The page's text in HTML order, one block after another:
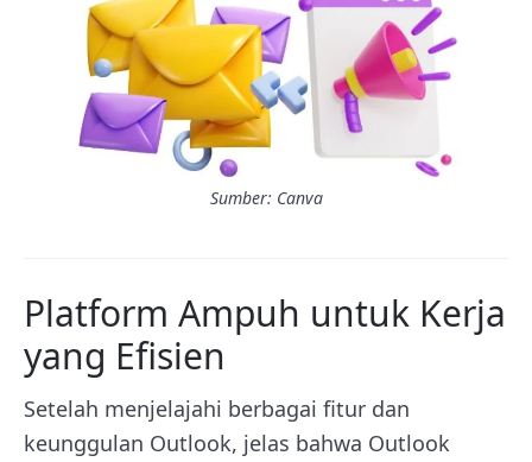
Sumber: Canva
Platform Ampuh untuk Kerja
yang Efisien
Setelah menjelajahi berbagai fitur dan
keunggulan Outlook, jelas bahwa Outlook